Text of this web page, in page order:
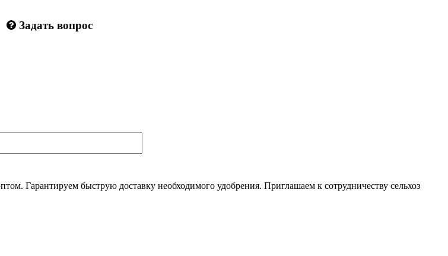
Задать вопрос
Гарантируем быструю доставку необходимого удобрения. Приглашаем к сотрудничеству сельхоз